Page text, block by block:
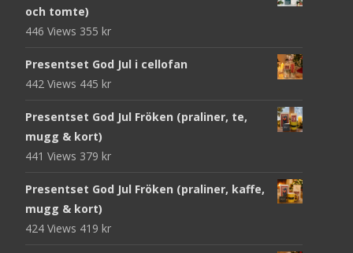
och tomte)
446 Views 355 kr
Presentset God Jul i cellofan
442 Views 445 kr
Presentset God Jul Fröken (praliner, te,
mugg & kort)
441 Views 379 kr
Presentset God Jul Fröken (praliner, kaffe,
mugg & kort)
424 Views 419 kr